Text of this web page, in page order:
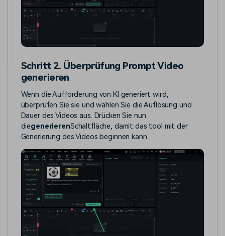
Schritt 2. Überprüfung Prompt Video
generieren
Wenn die Aufforderung von KI generiert wird,
überprüfen Sie sie und wählen Sie die Auflösung und
Dauer des Videos aus. Drücken Sie nun
diegenerierenSchaltfläche, damit das tool mit der
Generierung des Videos beginnen kann.